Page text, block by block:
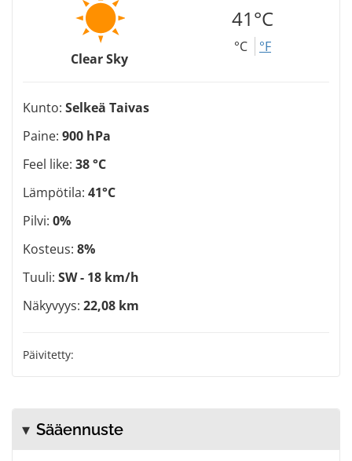
Clear Sky
41°C
°C °F
Kunto: Selkeä Taivas
Paine: 900 hPa
Feel like: 38 °C
Lämpötila: 41°C
Pilvi: 0%
Kosteus: 8%
Tuuli: SW - 18 km/h
Näkyvyys: 22,08 km
Päivitetty:
Sääennuste